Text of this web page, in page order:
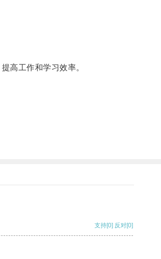
高工作和学习效率。
支持[0] 反对[0]